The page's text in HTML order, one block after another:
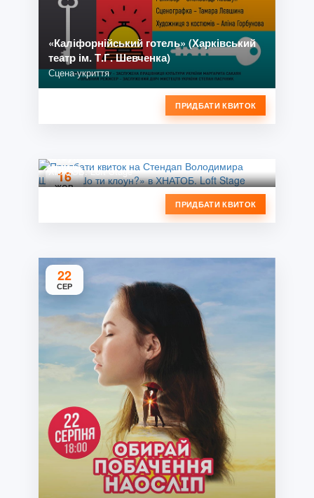
«Каліфорнійський готель» (Харківський
театр ім. Т.Г. Шевченка)
Сцена-укриття
ПРИДБАТИ КВИТОК
16
ЖОВ
ХНАТОБ. Loft Stage
ПРИДБАТИ КВИТОК
22
СЕР